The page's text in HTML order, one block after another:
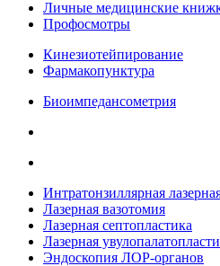
Личные медицинские
Профосмотры
Кинезиотейпирование
Фармакопунктура
Биоимпедансометрия
Интратонзиллярная
Лазерная вазотомия
Лазерная септопластика
Лазерная
Эндоскопия ЛОР-органов